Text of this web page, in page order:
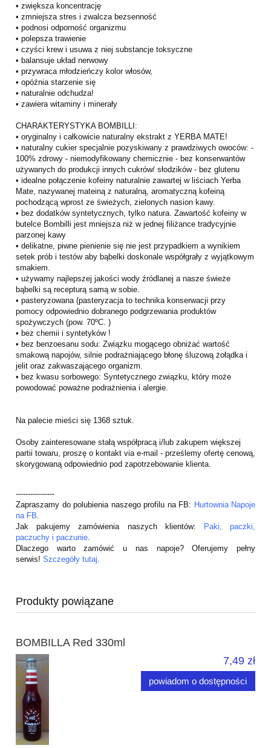
• zwiększa koncentrację
• zmniejsza stres i zwalcza bezsenność
• podnosi odporność organizmu
• polepsza trawienie
• czyści krew i usuwa z niej substancje toksyczne
• balansuje układ nerwowy
• przywraca młodzieńczy kolor włosów,
• opóźnia starzenie się
• naturalnie odchudza!
• zawiera witaminy i minerały
CHARAKTERYSTYKA BOMBILLI:
• oryginalny i całkowicie naturalny ekstrakt z YERBA MATE!
• naturalny cukier specjalnie pozyskiwany z prawdziwych owoców: -
100% zdrowy - niemodyfikowany chemicznie - bez konserwantów
używanych do produkcji innych cukrów/ słodzików - bez glutenu
• idealne połączenie kofeiny naturalnie zawartej w liściach Yerba
Mate, nazywanej mateiną z naturalną, aromatyczną kofeiną
pochodzącą wprost ze świeżych, zielonych nasion kawy.
• bez dodatków syntetycznych, tylko natura. Zawartość kofeiny w
butelce Bombilli jest mniejsza niż w jednej filiżance tradycyjnie
parzonej kawy
• delikatne, piwne pienienie się nie jest przypadkiem a wynikiem
setek prób i testów aby bąbelki doskonale współgrały z wyjątkowym
smakiem.
• używamy najlepszej jakości wody źródlanej a nasze świeże
bąbelki są recepturą samą w sobie.
• pasteryzowana (pasteryzacja to technika konserwacji przy
pomocy odpowiednio dobranego podgrzewania produktów
spożywczych (pow. 70ºC. )
• bez chemii i syntetyków !
• bez benzoesanu sodu: Związku mogącego obniżać wartość
smakową napojów, silnie podrażniającego błonę śluzową żołądka i
jelit oraz zakwaszającego organizm.
• bez kwasu sorbowego: Syntetycznego związku, który może
powodować poważne podrażnienia i alergie.
Na palecie mieści się 1368 sztuk.
Osoby zainteresowane stałą współpracą i/lub zakupem większej
partii towaru, proszę o kontakt via e-mail - prześlemy ofertę cenową,
skorygowaną odpowiednio pod zapotrzebowanie klienta.
----------------
Zapraszamy do polubienia naszego profilu na FB: Hurtownia Napoje
na FB
Jak pakujemy zamówienia naszych klientów:
Paki, paczki,
paczuchy i paczunie
Dlaczego warto zamówić u nas napoje? Oferujemy pełny
serwis! Szczegóły tutaj
Produkty powiązane
BOMBILLA Red 330ml
7,49 zł
powiadom o dostępności